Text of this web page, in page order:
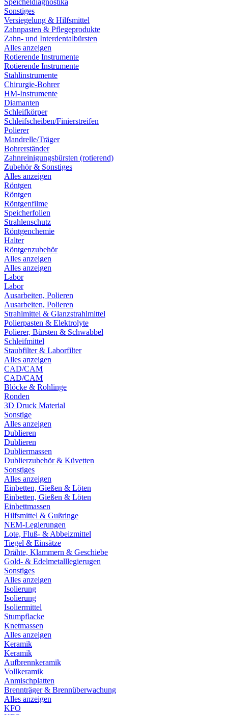
Speicheldiagnostika
Sonstiges
Versiegelung & Hilfsmittel
Zahnpasten & Pflegeprodukte
Zahn- und Interdentalbürsten
Alles anzeigen
Rotierende Instrumente
Rotierende Instrumente
Stahlinstrumente
Chirurgie-Bohrer
HM-Instrumente
Diamanten
Schleifkörper
Schleifscheiben/Finierstreifen
Polierer
Mandrelle/Träger
Bohrerständer
Zahnreinigungsbürsten (rotierend)
Zubehör & Sonstiges
Alles anzeigen
Röntgen
Röntgen
Röntgenfilme
Speicherfolien
Strahlenschutz
Röntgenchemie
Halter
Röntgenzubehör
Alles anzeigen
Alles anzeigen
Labor
Labor
Ausarbeiten, Polieren
Ausarbeiten, Polieren
Strahlmittel & Glanzstrahlmittel
Polierpasten & Elektrolyte
Polierer, Bürsten & Schwabbel
Schleifmittel
Staubfilter & Laborfilter
Alles anzeigen
CAD/CAM
CAD/CAM
Blöcke & Rohlinge
Ronden
3D Druck Material
Sonstige
Alles anzeigen
Dublieren
Dublieren
Dubliermassen
Dublierzubehör & Küvetten
Sonstiges
Alles anzeigen
Einbetten, Gießen & Löten
Einbetten, Gießen & Löten
Einbettmassen
Hilfsmittel & Gußringe
NEM-Legierungen
Lote, Fluß- & Abbeizmittel
Tiegel & Einsätze
Drähte, Klammern & Geschiebe
Gold- & Edelmetalllegierugen
Sonstiges
Alles anzeigen
Isolierung
Isolierung
Isoliermittel
Stumpflacke
Knetmassen
Alles anzeigen
Keramik
Keramik
Aufbrennkeramik
Vollkeramik
Anmischplatten
Brennträger & Brennüberwachung
Alles anzeigen
KFO